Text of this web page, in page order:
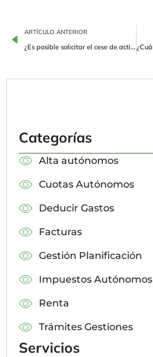
ARTÍCULO ANTERIOR
¿Es posible solicitar el cese de actividad por enfermedad grave?
Categorías
Alta autónomos
Cuotas Autónomos
Deducir Gastos
Facturas
Gestión Planificación
Impuestos Autónomos
Renta
Trámites Gestiones
Servicios